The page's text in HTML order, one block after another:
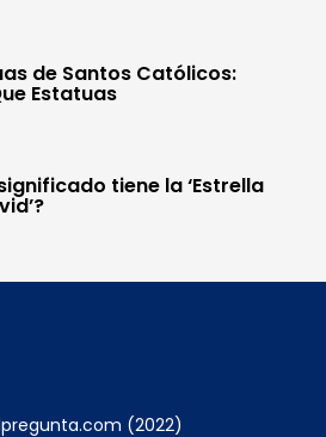
de Santos Católicos:
Estatuas
tiene la ‘Estrella
(2022)